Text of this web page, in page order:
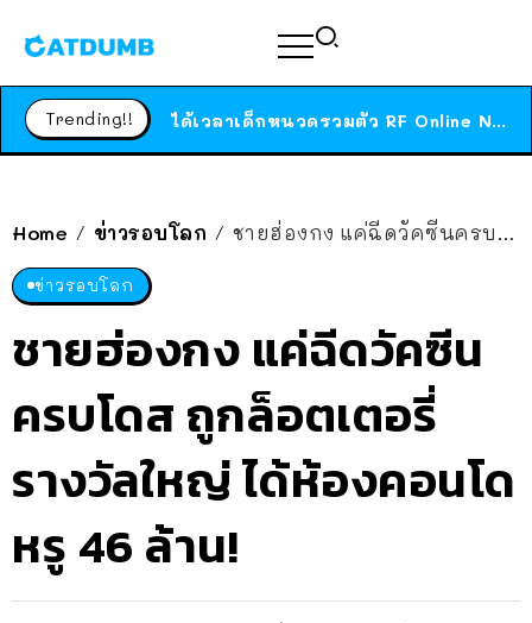
Trending!! ได้เวลาเด็กหนวดรวมตัว RF Online Next เปิดให้เล่นแล้ว เกม Sci-Fi MMORPG ระดับตำนาน เล่นได้ทั้งมือถือและ PC
Home / ข่าวรอบโลก / ชายฮ่องกง แค่ฉีดวัคซีนครบโดส ถูกล็อตเตอรี่รางวัลใหญ่ ได้ห้องคอนโดหรู 46 ล้าน!
ข่าวรอบโลก
ชายฮ่องกง แค่ฉีดวัคซีน
ครบโดส ถูกล็อตเตอรี่
รางวัลใหญ่ ได้ห้องคอนโด
หรู 46 ล้าน!